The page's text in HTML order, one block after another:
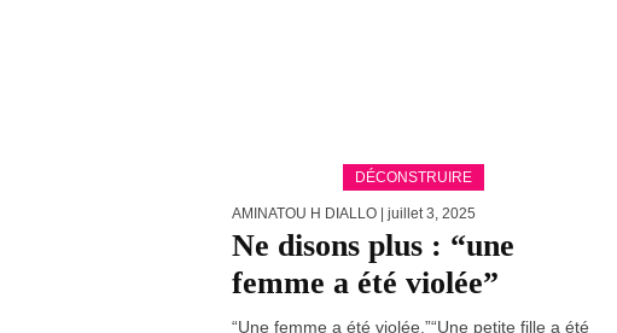
DÉCONSTRUIRE
AMINATOU H DIALLO | juillet 3, 2025
Ne disons plus : “une
femme a été violée”
“Une femme a été violée.”“Une petite fille a été